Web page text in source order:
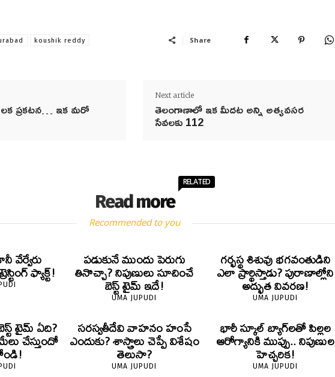
koushik reddy Share
ప్రకటన… ఇక మరో
Next article
తెలంగాణాలో ఇక మీదట అన్ని అత్యవసర
సేవలకు 112
Read more
RELATED
Recommended to you
వేర్వేరు
ఫ్యాక్ట్!
పడుకునే ముందు పెరుగు
తినొచ్చా? నిపుణులు సూచించే
బెస్ట్ టైమ్ ఇదే!
UMA JUPUDI
గర్భస్థ శిశువు భగవంతుడిని
ఎలా ప్రార్థిస్తాడు? పురాణాల్లోని
అద్భుత వివరణ!
UMA JUPUDI
టైమ్ ఏది?
చేస్తుందో
సరస్వతీదేవి వాహనం హంసే
ఎందుకు? శాస్త్రాలు చెప్పే విశేషం
తెలుసా?
UMA JUPUDI
భారీ స్కూల్ బ్యాగ్‌లతో పిల్లల
ఆరోగ్యానికి ముప్పు.. నిపుణుల
హెచ్చరిక!
UMA JUPUDI